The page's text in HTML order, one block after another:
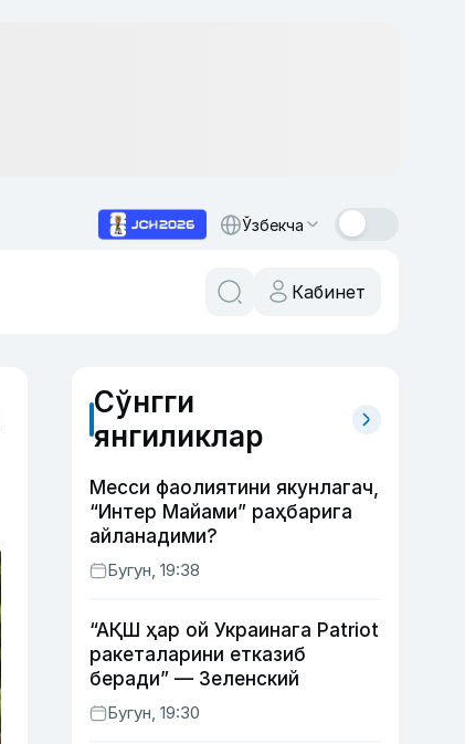
Ўзбекча
Кабинет
Сўнгги
янгиликлар
Месси фаолиятини якунлагач,
“Интер Майами” раҳбарига
айланадими?
Бугун, 19:38
“АҚШ ҳар ой Украинага Patriot
ракеталарини етказиб
беради” — Зеленский
Бугун, 19:30